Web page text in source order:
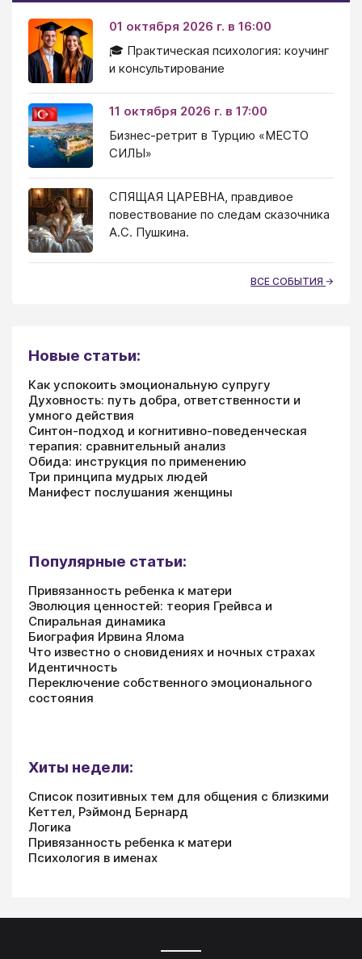
01 октября 2026 г. в 16:00
🎓 Практическая психология: коучинг
и консультирование
11 октября 2026 г. в 17:00
Бизнес-ретрит в Турцию «МЕСТО
СИЛЫ»
СПЯЩАЯ ЦАРЕВНА, правдивое
повествование по следам сказочника
А.С. Пушкина.
ВСЕ СОБЫТИЯ
Новые статьи:
Как успокоить эмоциональную супругу
Духовность: путь добра, ответственности и
умного действия
Синтон-подход и когнитивно-поведенческая
терапия: сравнительный анализ
Обида: инструкция по применению
Три принципа мудрых людей
Манифест послушания женщины
Популярные статьи:
Привязанность ребенка к матери
Эволюция ценностей: теория Грейвса и
Спиральная динамика
Биография Ирвина Ялома
Что известно о сновидениях и ночных страхах
Идентичность
Переключение собственного эмоционального
состояния
Хиты недели:
Список позитивных тем для общения с близкими
Кеттел, Рэймонд Бернард
Логика
Привязанность ребенка к матери
Психология в именах